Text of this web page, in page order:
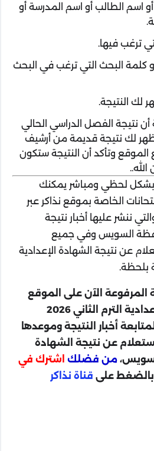
اسم الطالب أو اسم المدرسة أو
ترغب فيها.
كلمة البحث التي ترغب في البحث
لك النتيجة.
نتيجة الفصل الدراسي الحالي
لك نتيجة قديمة من أرشيف
الموقع وتأكد أن النتيجة ستكون
بشكل لحظي ومباشر يمكنك
الخاصة بموقع نذاكر عبر
ننشر عليها أخبار نتيجة
السويس وفي جميع
عن نتيجة الشهادة الإعدادية
بلحظة.
المرفوعة الآن على الموقع
هي نتيجة الشهادة الإعدادية الترم الثاني 2026
أخبار النتيجة وموعدها
عن نتيجة الشهادة
من فضلك اشترك في
على قناة نذاكر